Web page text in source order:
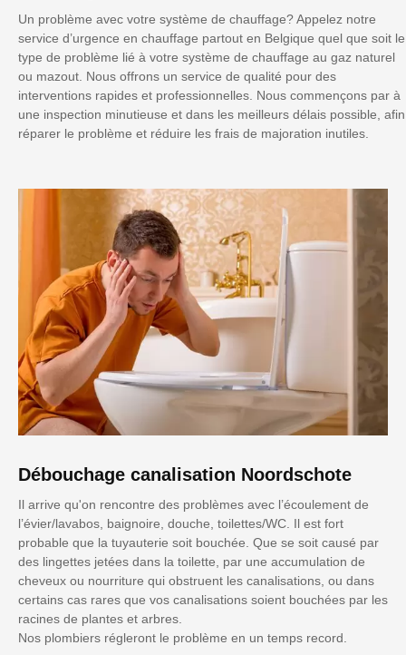
Un problème avec votre système de chauffage? Appelez notre
service d’urgence en chauffage partout en Belgique quel que soit le
type de problème lié à votre système de chauffage au gaz naturel
ou mazout. Nous offrons un service de qualité pour des
interventions rapides et professionnelles. Nous commençons par à
une inspection minutieuse et dans les meilleurs délais possible, afin
réparer le problème et réduire les frais de majoration inutiles.
Débouchage canalisation Noordschote
Il arrive qu'on rencontre des problèmes avec l’écoulement de
l’évier/lavabos, baignoire, douche, toilettes/WC. Il est fort
probable que la tuyauterie soit bouchée. Que se soit causé par
des lingettes jetées dans la toilette, par une accumulation de
cheveux ou nourriture qui obstruent les canalisations, ou dans
certains cas rares que vos canalisations soient bouchées par les
racines de plantes et arbres.
Nos plombiers régleront le problème en un temps record.